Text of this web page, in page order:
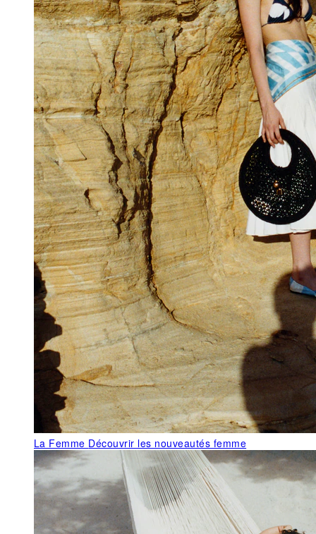
La Femme Découvrir les nouveautés femme